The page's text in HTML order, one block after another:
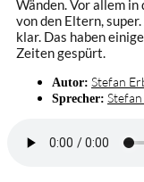
Wänden. Vor allem
von den Eltern,
klar. Das haben
Zeiten gespürt.
Autor: Stefan
Sprecher: